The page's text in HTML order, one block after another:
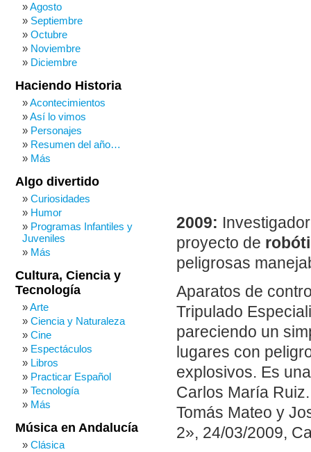
2009:
proyecto de
peligrosas
Aparatos de
Tripulado
pareciendo un
lugares con
explosivos. Es
Carlos María
Tomás Mateo y
2», 24/03/2009,
Agosto
Septiembre
Octubre
Noviembre
Diciembre
Haciendo Historia
Acontecimientos
Así lo vimos
Personajes
Resumen del año…
Más
Algo divertido
Curiosidades
Humor
Programas Infantiles y
Juveniles
Más
Cultura, Ciencia y
Tecnología
Arte
Ciencia y Naturaleza
Cine
Espectáculos
Libros
Practicar Español
Tecnología
Más
Música en Andalucía
Clásica